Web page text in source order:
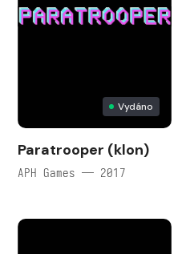
Vydáno
Paratrooper (klon)
APH Games — 2017